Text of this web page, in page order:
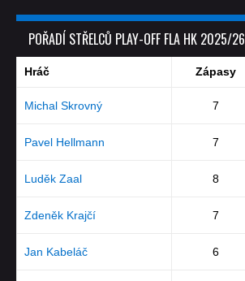
POŘADÍ STŘELCŮ PLAY-OFF FLA HK 2025/26
Hráč Zápasy
Michal Skrovný 7
Pavel Hellmann 7
Luděk Zaal 8
Zdeněk Krajčí 7
Jan Kabeláč 6